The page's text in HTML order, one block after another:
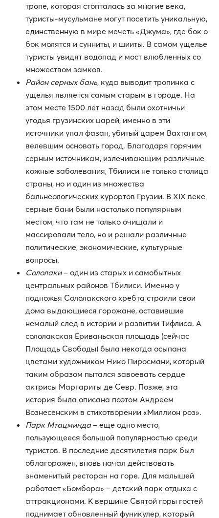
тропе, которая стопталась за многие века,
туристы-мусульмане могут посетить уникальную,
единственную в мире мечеть «Джума», где бок о
бок молятся и сунниты, и шииты. В самом ущелье
туристы увидят водопад и мост влюбленных со
множеством замков.
Район серных бань, куда выводит тропинка с
ущелья является самым старым в городе. На
этом месте 1500 лет назад были охотничьи
угодья грузинских царей, именно в эти
источники упал фазан, убитый царем Вахтангом,
велевшим основать город. Благодаря горячим
серным источникам, излечивающим различные
кожные заболевания, Тбилиси не только столица
страны, но и один из множества
бальнеологических курортов Грузии. В ХIХ веке
серные бани были настолько популярным
местом, что там не только очищали и
массировали тело, но и решали различные
политические, экономические, культурные
вопросы.
Сололаки– один из старых и самобытных
центральных районов Тбилиси. Именно у
подножья Сололакского хребта строили свои
дома выдающиеся горожане, оставившие
немалый след в истории и развитии Тифлиса. А
сололакская Ериваньская площадь (сейчас
Площадь Свободы) была некогда осыпана
цветами художником Нико Пиросмани, который
таким образом пытался завоевать сердце
актрисы Маргариты де Севр. Позже, эта
история была описана поэтом Андреем
Вознесенским в стихотворении «Миллион роз».
Парк Мтацминда– еще одно место,
пользующееся большой популярностью среди
туристов. В последние десятилетия парк был
облагорожен, вновь начал действовать
знаменитый ресторан на горе. Для малышей
работает «Бомбора» – детский парк отдыха с
аттракционами. К вершине Святой горы гостей
поднимает обновленный фуникулер, который